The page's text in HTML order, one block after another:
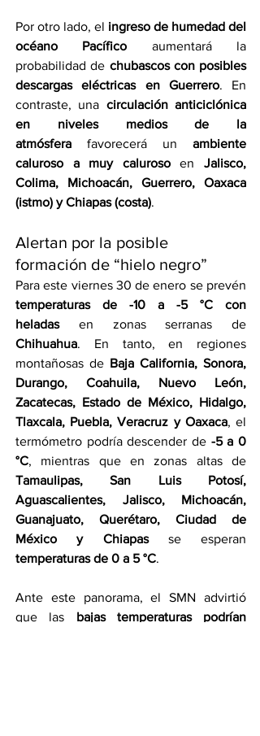
Por otro lado, el ingreso de humedad del
océano Pacífico aumentará la
probabilidad de chubascos con posibles
descargas eléctricas en Guerrero. En
contraste, una circulación anticiclónica
en niveles medios de la
atmósfera favorecerá un ambiente
caluroso a muy caluroso en Jalisco,
Colima, Michoacán, Guerrero, Oaxaca
(istmo) y Chiapas (costa).
Alertan por la posible
formación de “hielo negro”
temperaturas de -10 a -5 °C con
heladas
Chihuahua. En tanto, en regiones
montañosas de Baja California, Sonora,
Durango, Coahuila, Nuevo León,
Zacatecas, Estado de México, Hidalgo,
Tlaxcala, Puebla, Veracruz y Oaxaca, el
termómetro podría descender de -5 a 0
°C
Tamaulipas, San Luis Potosí,
Aguascalientes, Jalisco, Michoacán,
Guanajuato, Querétaro, Ciudad de
México y Chiapas
temperaturas de 0 a 5 °C.
Ante este panorama, el SMN advirtió
que las bajas temperaturas podrían